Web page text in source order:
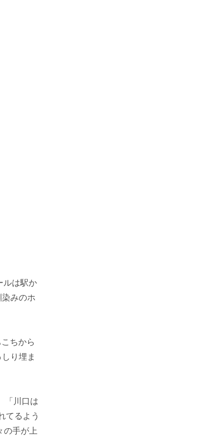
ルは駅か
みのホ
ちから
り埋ま
「川口は
てるよう
の手が上